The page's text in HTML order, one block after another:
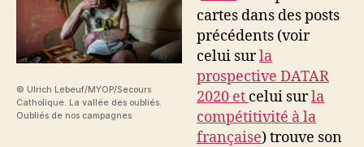
© Ulrich Lebeuf/MYOP/Secours
Catholique. La vallée des oubliés.
Oubliés de nos campagnes
cartes dans des posts
précédents (voir
celui surla
prospective DATAR
2020 et celui surla
compétitivité à la
française) trouve son